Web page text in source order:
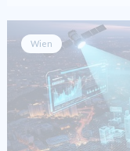
Wien